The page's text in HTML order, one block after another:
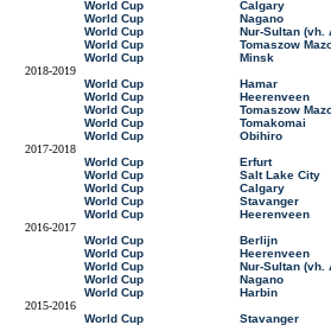
World Cup
Calgary
World Cup
Nagano
World Cup
Nur-Sultan (vh.
World Cup
Tomaszow
World Cup
Minsk
2018-2019
World Cup
Hamar
World Cup
Heerenveen
World Cup
Tomaszow
World Cup
Tomakomai
World Cup
Obihiro
2017-2018
World Cup
Erfurt
World Cup
Salt Lake City
World Cup
Calgary
World Cup
Stavanger
World Cup
Heerenveen
2016-2017
World Cup
Berlijn
World Cup
Heerenveen
World Cup
Nur-Sultan (vh.
World Cup
Nagano
World Cup
Harbin
2015-2016
World Cup
Stavanger